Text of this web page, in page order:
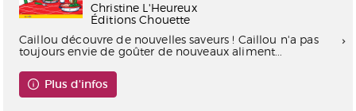
Christine L'Heureux
Éditions Chouette
Caillou découvre de nouvelles saveurs ! Caillou n'a pas
toujours envie de goûter de nouveaux aliment...
Plus d'infos